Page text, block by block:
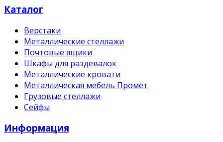
Каталог
Верстаки
Металлические стеллажи
Почтовые ящики
Шкафы для раздевалок
Металлические кровати
Металлическая мебель Промет
Грузовые стеллажи
Сейфы
Информация